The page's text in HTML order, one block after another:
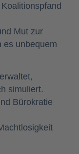
Mut zur
es unbequem
simuliert.
Bürokratie